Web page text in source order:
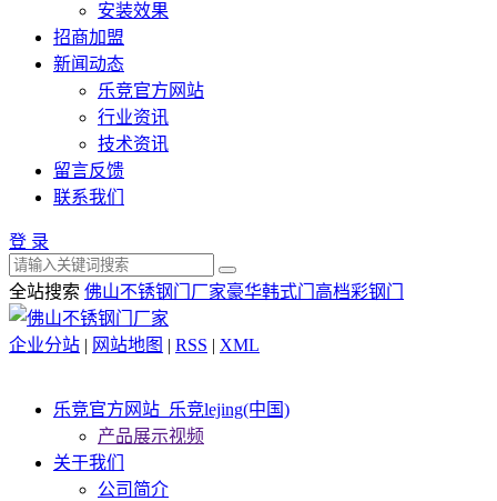
安装效果
招商加盟
新闻动态
乐竞官方网站
行业资讯
技术资讯
留言反馈
联系我们
登 录
全站搜索 佛山不锈钢门厂家豪华韩式门 高档彩钢门
企业分站 | 网站地图 | RSS | XML
乐竞官方网站_乐竞lejing(中国)
产品展示视频
关于我们
公司简介